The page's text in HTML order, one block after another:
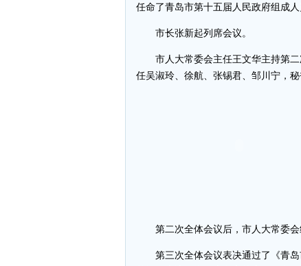
任命了青岛市第十五届人民政府组成
市长张新起列席会议。
市人大常委会主任王文华主持第二
任吴淑玲、徐航、张锡君、邹川宁，
第二次全体会议后，市人大常委会
第三次全体会议表决通过了《青岛